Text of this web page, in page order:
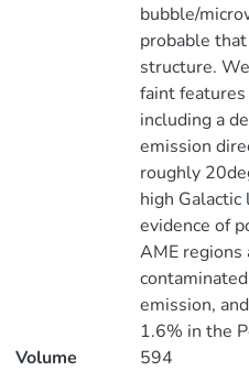
bubble/
probable
structure.
faint
including a
emission
roughly
high
evidence of
AME regions
emission,
1.6% in the
Volume
594